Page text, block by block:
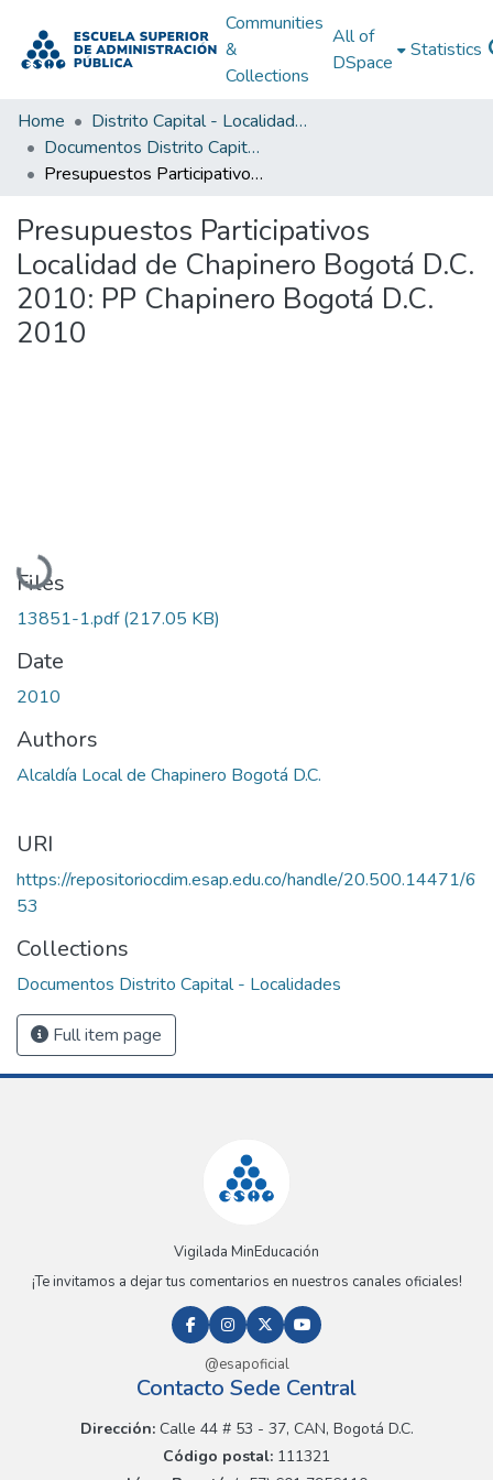
Communities
&
Collections
All of
DSpace
Statistics
Home
Distrito Capital - Localidades
Documentos Distrito Capital - Localidades
Presupuestos Participativos Localidad de Chapinero Bogotá D.C. 2010: PP Chapinero Bogotá D.C. 2010
Presupuestos Participativos
Localidad de Chapinero Bogotá D.C.
2010: PP Chapinero Bogotá D.C.
2010
Loading...
Files
13851-1.pdf(217.05 KB)
Date
2010
Authors
Alcaldía Local de Chapinero Bogotá D.C.
URI
https://repositoriocdim.esap.edu.co/handle/20.500.14471/6
53
Collections
Documentos Distrito Capital - Localidades
Full item page
Vigilada MinEducación
¡Te invitamos a dejar tus comentarios en nuestros canales oficiales!
@esapoficial
Contacto Sede Central
Dirección:Calle 44 # 53 - 37, CAN, Bogotá D.C.
Código postal: 111321